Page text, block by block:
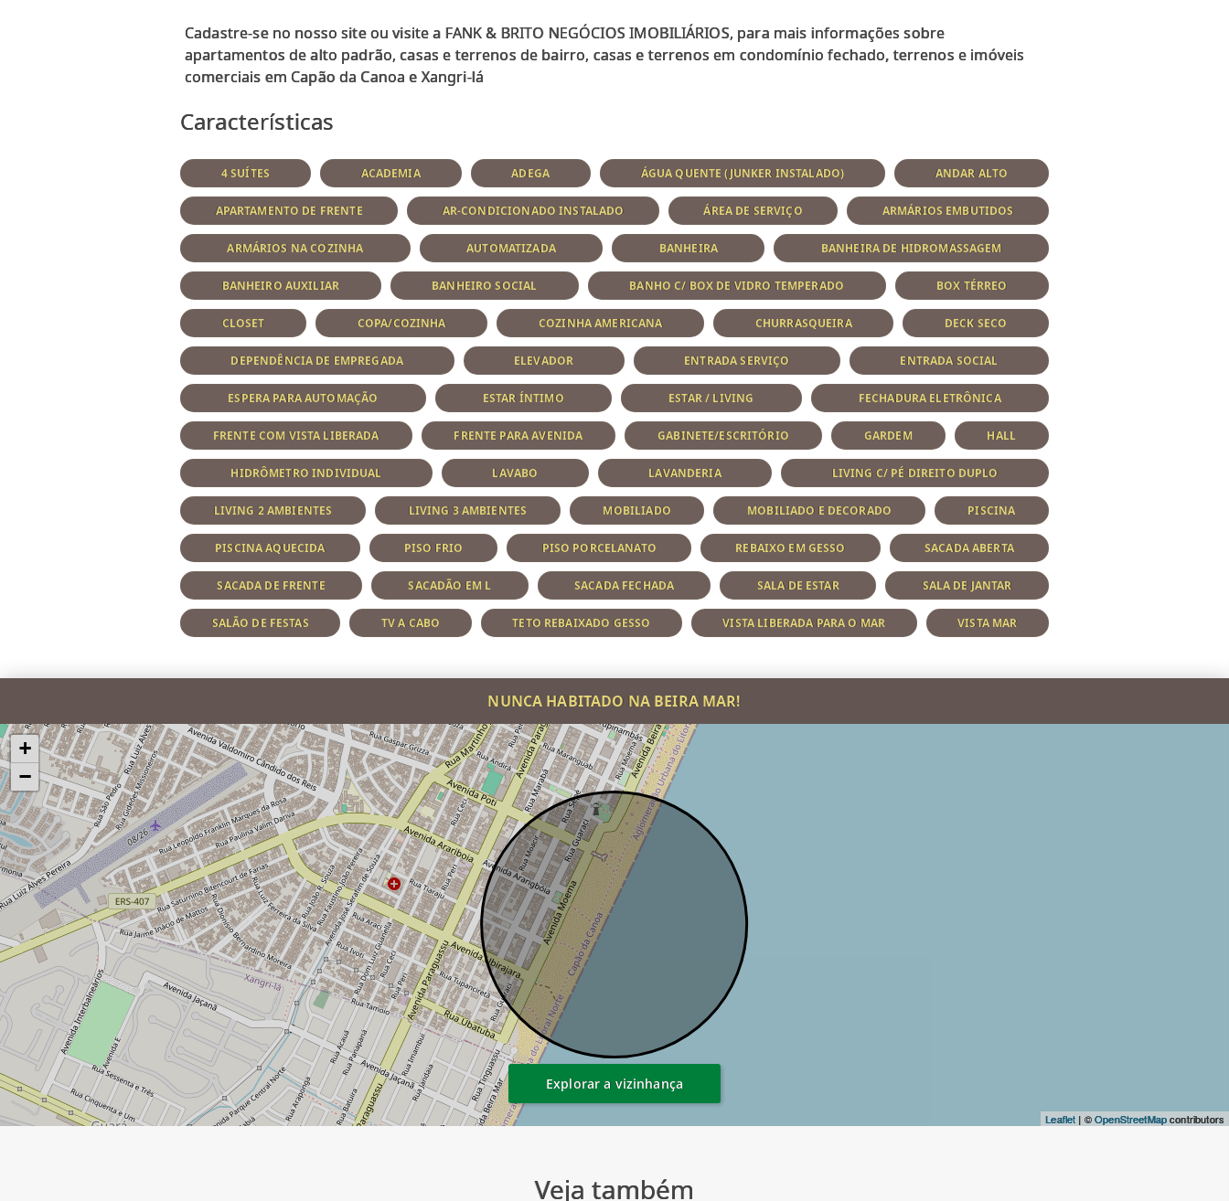
Cadastre-se no nosso site ou visite a FANK & BRITO NEGÓCIOS IMOBILIÁRIOS, para mais informações sobre
apartamentos de alto padrão, casas e terrenos de bairro, casas e terrenos em condomínio fechado, terrenos e imóveis
Características
4 SUÍTES ACADEMIA ADEGA ÁGUA QUENTE (JUNKER INSTALADO) ANDAR ALTO
APARTAMENTO DE FRENTE AR-CONDICIONADO INSTALADO ÁREA DE SERVIÇO ARMÁRIOS EMBUTIDOS
ARMÁRIOS NA COZINHA AUTOMATIZADA BANHEIRA BANHEIRA DE HIDROMASSAGEM
BANHEIRO AUXILIAR BANHEIRO SOCIAL BANHO C/ BOX DE VIDRO TEMPERADO BOX TÉRREO
CLOSET COPA/COZINHA COZINHA AMERICANA CHURRASQUEIRA DECK SECO
DEPENDÊNCIA DE EMPREGADA ELEVADOR ENTRADA SERVIÇO ENTRADA SOCIAL
ESPERA PARA AUTOMAÇÃO ESTAR ÍNTIMO ESTAR / LIVING FECHADURA ELETRÔNICA
FRENTE COM VISTA LIBERADA FRENTE PARA AVENIDA GABINETE/ESCRITÓRIO GARDEM HALL
HIDRÔMETRO INDIVIDUAL LAVABO LAVANDERIA LIVING C/ PÉ DIREITO DUPLO
LIVING 2 AMBIENTES LIVING 3 AMBIENTES MOBILIADO MOBILIADO E DECORADO PISCINA
PISCINA AQUECIDA PISO FRIO PISO PORCELANATO REBAIXO EM GESSO SACADA ABERTA
SACADA DE FRENTE SACADÃO EM L SACADA FECHADA SALA DE ESTAR SALA DE JANTAR
SALÃO DE FESTAS TV A CABO TETO REBAIXADO GESSO VISTA LIBERADA PARA O MAR VISTA MAR
NUNCA HABITADO NA BEIRA MAR!
+
−
Leaflet | ©OpenStreetMapcontributors
Explorar a vizinhança
Veja também